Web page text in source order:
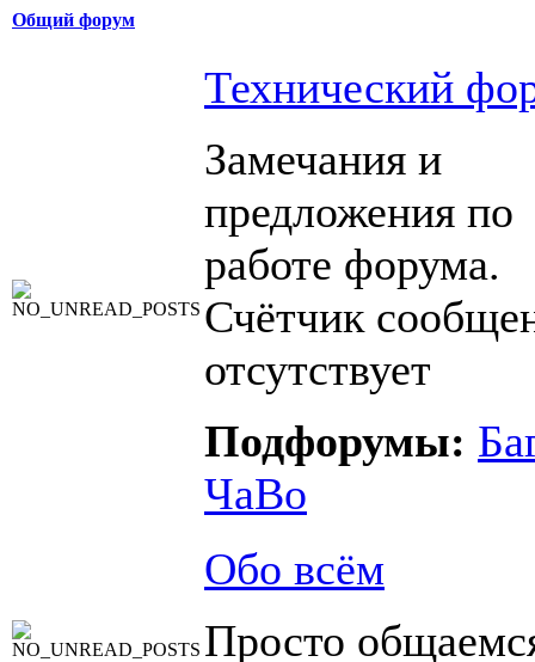
Общий форум
Технический
Замечания и
предложения по
работе форума.
Счётчик
отсутствует
Подфорумы:
ЧаВо
Обо всём
Просто